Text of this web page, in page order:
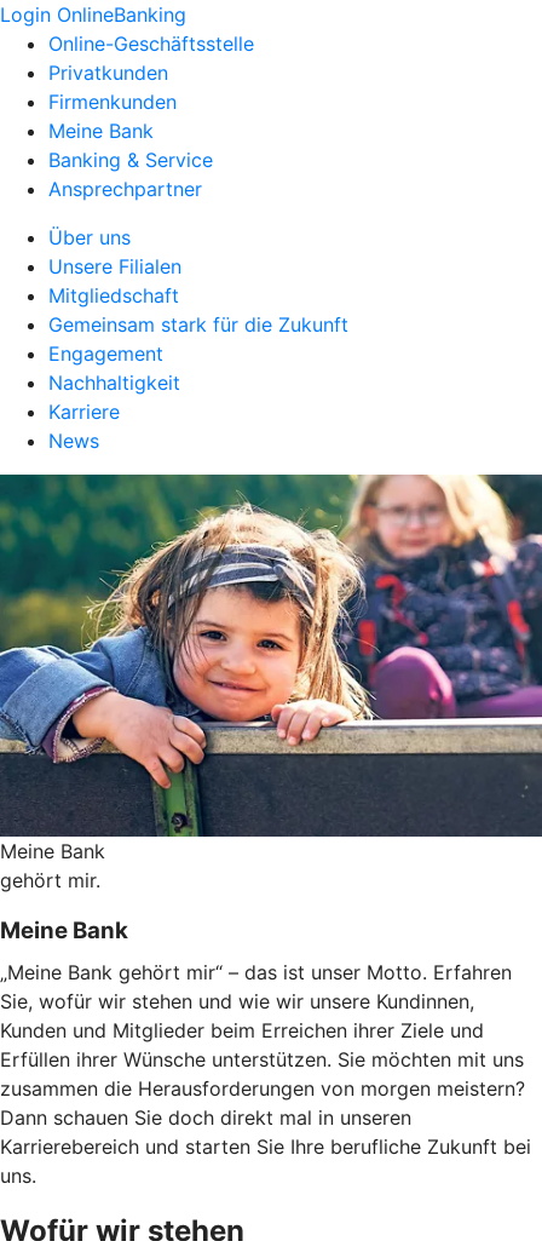
Login OnlineBanking
Online-Geschäftsstelle
Privatkunden
Firmenkunden
Meine Bank
Banking & Service
Ansprechpartner
Über uns
Unsere Filialen
Mitgliedschaft
Gemeinsam stark für die Zukunft
Engagement
Nachhaltigkeit
Karriere
News
Meine Bank
gehört mir.
Meine Bank
„Meine Bank gehört mir“ – das ist unser Motto. Erfahren
Sie, wofür wir stehen und wie wir unsere Kundinnen,
Kunden und Mitglieder beim Erreichen ihrer Ziele und
Erfüllen ihrer Wünsche unterstützen. Sie möchten mit uns
zusammen die Herausforderungen von morgen meistern?
Dann schauen Sie doch direkt mal in unseren
Karrierebereich und starten Sie Ihre berufliche Zukunft bei
uns.
Wofür wir stehen